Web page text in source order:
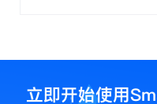
立即开始使用